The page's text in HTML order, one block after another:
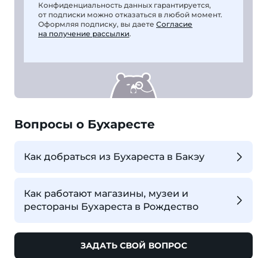
Конфиденциальность данных гарантируется,
от подписки можно отказаться в любой момент.
Оформляя подписку, вы даете Согласие
на получение рассылки.
Вопросы о Бухаресте
Как добраться из Бухареста в Бакэу
Как работают магазины, музеи и
рестораны Бухареста в Рождество
ЗАДАТЬ СВОЙ ВОПРОС